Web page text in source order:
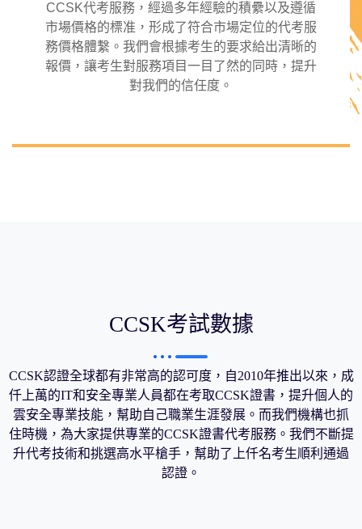
CCSK代考服務，經過多年經驗的積纍以及遵循
市場價格的標准，形成了符合市場定位的代考服
務價格體繫。我們會根據考生的要求給出清晰的
報價，讓考生對服務項目一目了然的同時，提升
對我們的信任度。
CCSK考試數據
CCSK認證全球都有非常高的認可度，自2010年推出以來，成
仟上萬的IT和安全專業人員都在考取CCSK證書，提升個人的
雲安全專業技能，幫助自己職業生涯發展。而我們機構也抓
住時機，為大家提供專業的CCSK證書代考服務。我們不斷提
升代考技術和挑選高水平槍手，幫助了上仟名考生順利通過
認證。